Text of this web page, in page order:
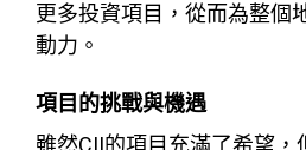
更多投資項目，從而為整個
動力。
項目的挑戰與機遇